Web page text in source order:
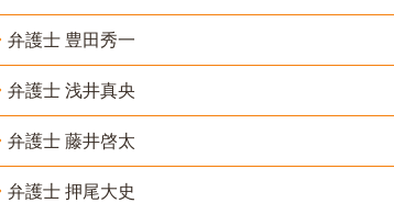
弁護士 豊田秀一
弁護士 浅井真央
弁護士 藤井啓太
弁護士 押尾大史